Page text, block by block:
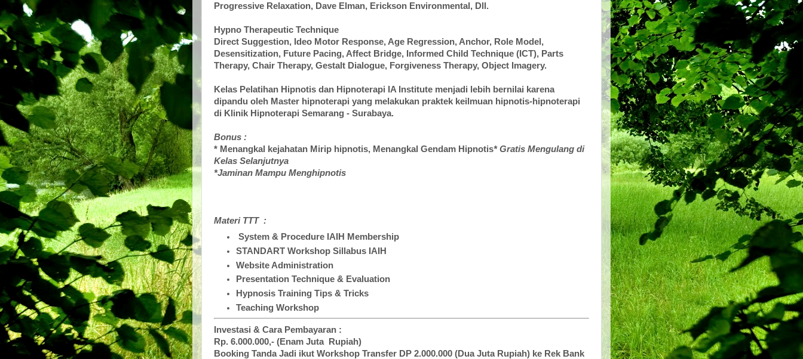
Progressive Relaxation, Dave Elman, Erickson Environmental, Dll.
Hypno Therapeutic Technique
Direct Suggestion, Ideo Motor Response, Age Regression, Anchor, Role Model,
Desensitization, Future Pacing, Affect Bridge, Informed Child Technique (ICT), Parts
Therapy, Chair Therapy, Gestalt Dialogue, Forgiveness Therapy, Object Imagery.
Kelas Pelatihan Hipnotis dan Hipnoterapi IA Institute menjadi lebih bernilai karena
dipandu oleh Master hipnoterapi yang melakukan praktek keilmuan hipnotis-hipnoterapi
di Klinik Hipnoterapi Semarang - Surabaya.
Bonus :
* Menangkal kejahatan Mirip hipnotis, Menangkal Gendam Hipnotis* Gratis Mengulang di
Kelas Selanjutnya
*Jaminan Mampu Menghipnotis
Materi TTT :
System & Procedure IAIH Membership
STANDART Workshop Sillabus IAIH
Website Administration
Presentation Technique & Evaluation
Hypnosis Training Tips & Tricks
Teaching Workshop
Investasi & Cara Pembayaran :
Rp. 6.000.000,- (Enam Juta Rupiah)
Booking Tanda Jadi ikut Workshop Transfer DP 2.000.000 (Dua Juta Rupiah) ke Rek Bank